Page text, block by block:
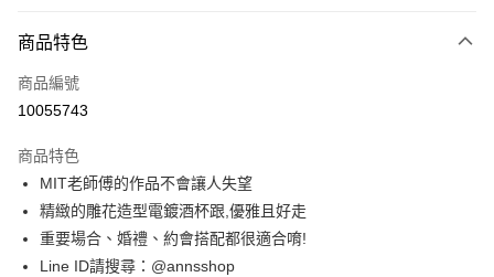
台灣樂天信用卡公司
玉山商業銀行
台灣樂天信用卡公司
Google Pay
全支付
大哥付你分期
相關說明
【大哥付你分期使用說明】
1.本服務由台灣大哥大提供，台灣大哥大用戶可立即使用無須另外申請。
商品特色
商品編號
10055743
商品特色
MIT老師傅的作品不會讓人失望
精緻的雕花造型電鍍酒杯跟,優雅且好走
重要場合、婚禮、約會搭配都很適合唷!
Line ID請搜尋：@annsshop